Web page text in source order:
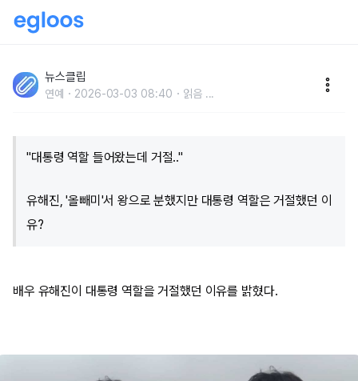
로 분했지만 대통령 역할은 거절했던 이유?
뉴스클립
연예 2026-03-03 08:40 읽음 ...
"대통령 역할 들어왔는데 거절.."
유해진, '올빼미'서 왕으로 분했지만 대통령 역할은 거절했던 이
유?
배우 유해진이 대통령 역할을 거절했던 이유를 밝혔다.